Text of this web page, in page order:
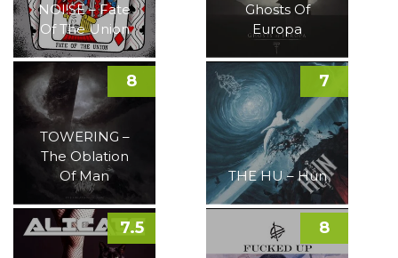
NOI!SE – Fate
Of The Union
Ghosts Of
Europa
TOWERING –
The Oblation
Of Man
8
THE HU – Hun
7
7.5 8